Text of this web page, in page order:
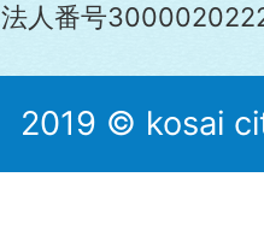
法人番号
2019 © kosai